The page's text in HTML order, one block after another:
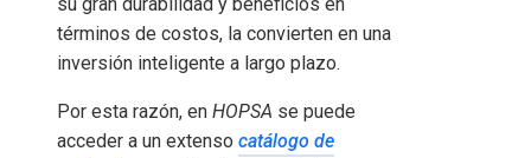
su gran durabilidad y beneficios en
términos de costos, la convierten en una
inversión inteligente a largo plazo.
Por esta razón, en HOPSA se puede
acceder a un extenso catálogo de